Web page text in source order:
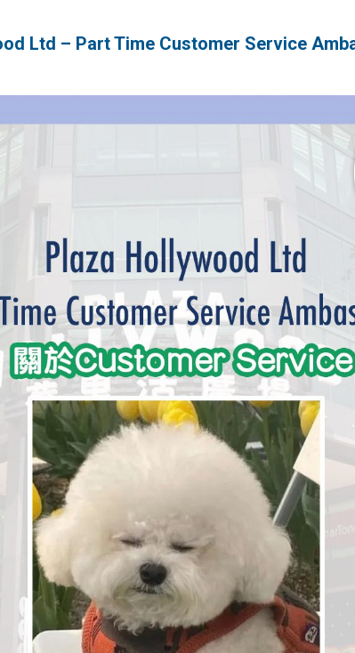
Ltd – Part Time Customer Service